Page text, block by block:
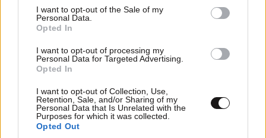
consent section.
I want to opt-out of the Sale of my
Personal Data.
Opted In
I want to opt-out of processing my
Personal Data for Targeted Advertising.
Opted In
I want to opt-out of Collection, Use,
Retention, Sale, and/or Sharing of my
Personal Data that Is Unrelated with the
Purposes for which it was collected.
Opted Out
Rembrandt 17·09·2016 12:02
στα ουσιώδη εν ανεπαρκεία.